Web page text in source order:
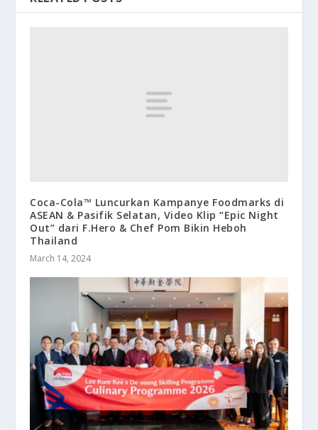
Coca-Cola™ Luncurkan Kampanye Foodmarks di
ASEAN & Pasifik Selatan, Video Klip “Epic Night
Out” dari F.Hero & Chef Pom Bikin Heboh
Thailand
March 14, 2024